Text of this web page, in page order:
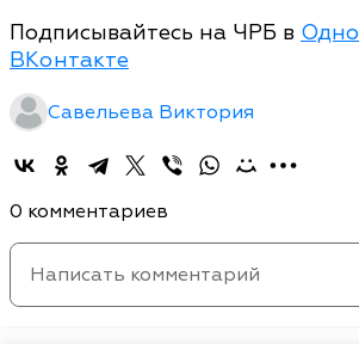
Подписывайтесь на ЧРБ в
ВКонтакте
Савельева Виктория
0 комментариев